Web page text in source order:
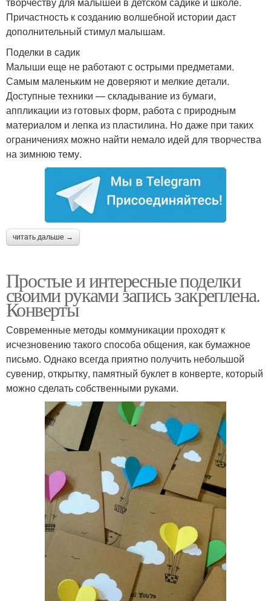
Причастность к созданию волшебной истории даст
дополнительный стимул малышам.
Поделки в садик
Малыши еще не работают с острыми предметами.
Самым маленьким не доверяют и мелкие детали.
Доступные техники — складывание из бумаги,
аппликации из готовых форм, работа с природным
материалом и лепка из пластилина. Но даже при таких
ограничениях можно найти немало идей для творчества
на зимнюю тему.
читать дальше →
Простые и интересные поделки
своими руками запись закреплена.
Конверты
Современные методы коммуникации проходят к
исчезновению такого способа общения, как бумажное
письмо. Однако всегда приятно получить небольшой
сувенир, открытку, памятный буклет в конверте, который
можно сделать собственными руками.